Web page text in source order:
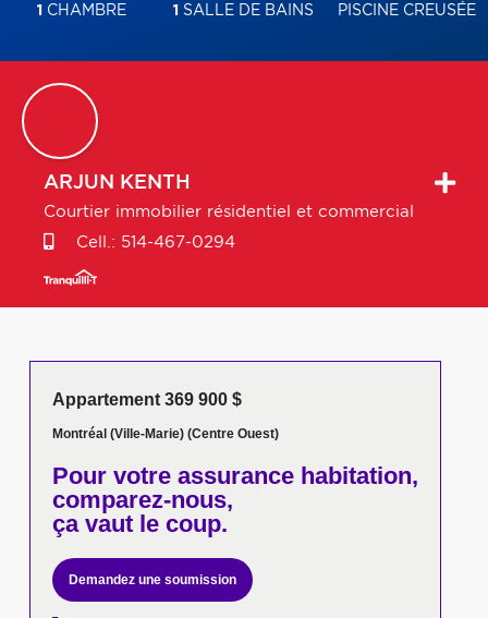
1 CHAMBRE 1 SALLE DE BAINS PISCINE CREUSÉE
ARJUN KENTH
Courtier immobilier résidentiel et commercial
Cell.: 514-467-0294
Appartement 369 900 $
Montréal (Ville-Marie) (Centre Ouest)
Pour votreassurance habitation,
comparez-nous,
ça vaut le coup.
Demandez une soumission